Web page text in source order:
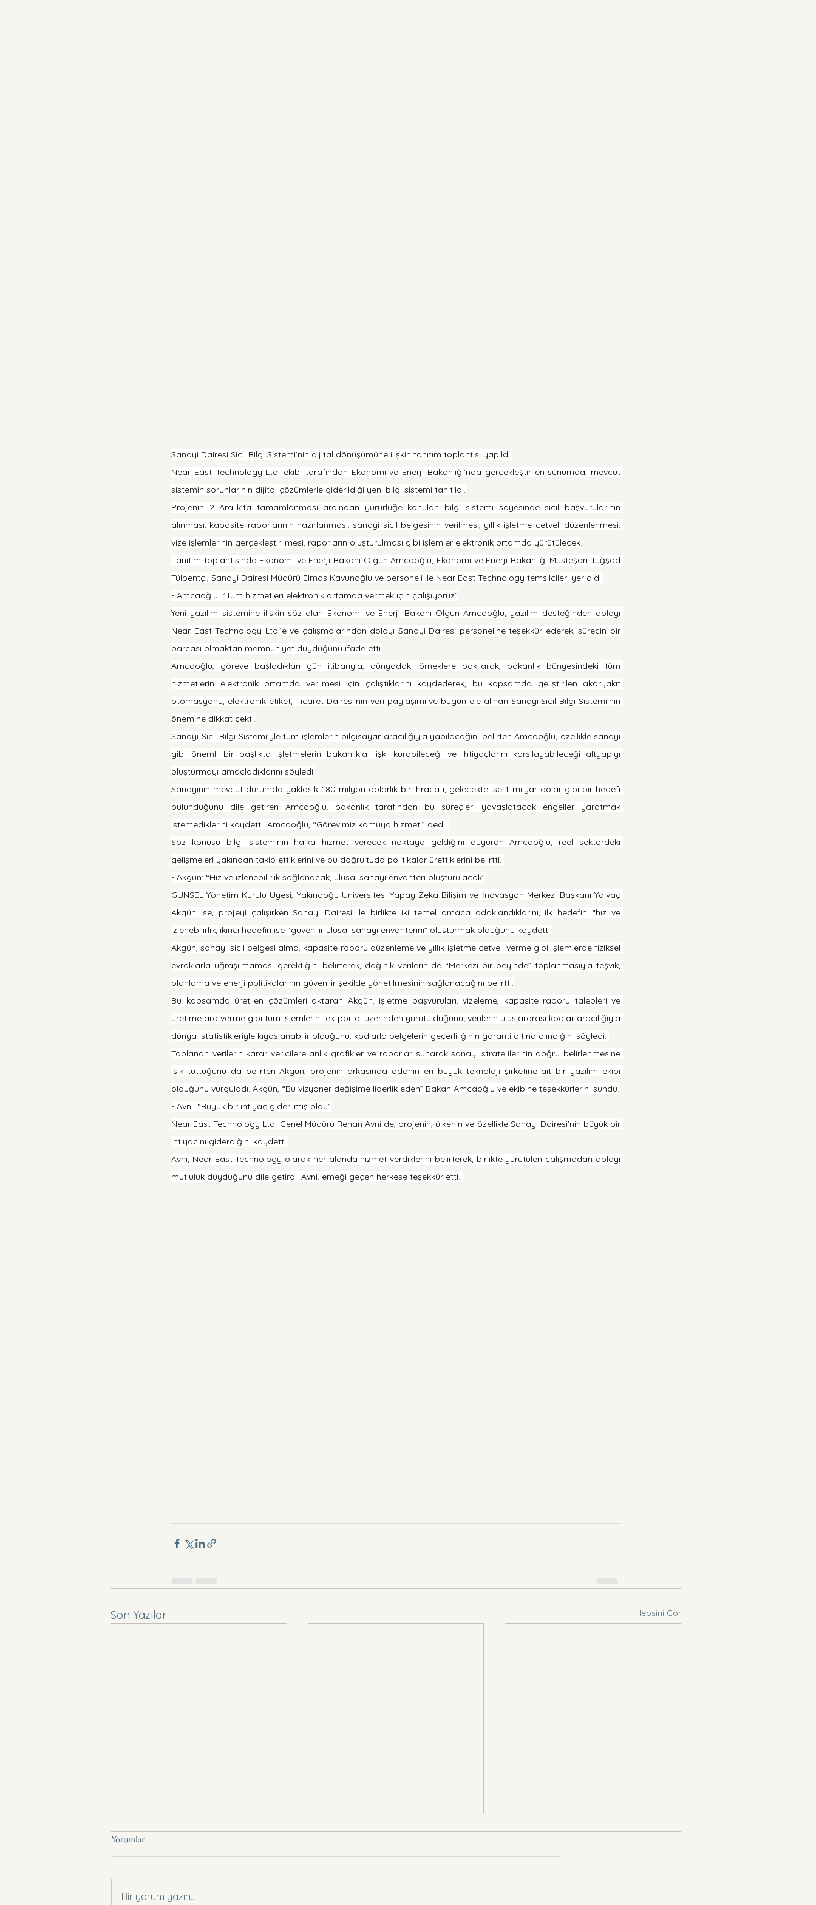
Sanayi Dairesi Sicil Bilgi Sistemi’nin dijital dönüşümüne ilişkin tanıtım toplantısı yapıldı.
Near East Technology Ltd. ekibi tarafından Ekonomi ve Enerji Bakanlığı'nda gerçekleştirilen sunumda, mevcut
sistemin sorunlarının dijital çözümlerle giderildiği yeni bilgi sistemi tanıtıldı.
Projenin 2 Aralık'ta tamamlanması ardından yürürlüğe konulan bilgi sistemi sayesinde sicil başvurularının
alınması, kapasite raporlarının hazırlanması, sanayi sicil belgesinin verilmesi, yıllık işletme cetveli düzenlenmesi,
vize işlemlerinin gerçekleştirilmesi, raporların oluşturulması gibi işlemler elektronik ortamda yürütülecek.
Tanıtım toplantısında Ekonomi ve Enerji Bakanı Olgun Amcaoğlu, Ekonomi ve Enerji Bakanlığı Müsteşarı Tuğşad
Tülbentçi, Sanayi Dairesi Müdürü Elmas Kavunoğlu ve personeli ile Near East Technology temsilcileri yer aldı.
- Amcaoğlu: “Tüm hizmetleri elektronik ortamda vermek için çalışıyoruz”
Yeni yazılım sistemine ilişkin söz alan Ekonomi ve Enerji Bakanı Olgun Amcaoğlu, yazılım desteğinden dolayı
Near East Technology Ltd.’e ve çalışmalarından dolayı Sanayi Dairesi personeline teşekkür ederek, sürecin bir
parçası olmaktan memnuniyet duyduğunu ifade etti.
Amcaoğlu, göreve başladıkları gün itibarıyla, dünyadaki örneklere bakılarak, bakanlık bünyesindeki tüm
hizmetlerin elektronik ortamda verilmesi için çalıştıklarını kaydederek, bu kapsamda geliştirilen akaryakıt
otomasyonu, elektronik etiket, Ticaret Dairesi’nin veri paylaşımı ve bugün ele alınan Sanayi Sicil Bilgi Sistemi’nin
önemine dikkat çekti.
Sanayi Sicil Bilgi Sistemi’yle tüm işlemlerin bilgisayar aracılığıyla yapılacağını belirten Amcaoğlu, özellikle sanayi
gibi önemli bir başlıkta işletmelerin bakanlıkla ilişki kurabileceği ve ihtiyaçlarını karşılayabileceği altyapıyı
oluşturmayı amaçladıklarını söyledi.
Sanayinin mevcut durumda yaklaşık 180 milyon dolarlık bir ihracatı, gelecekte ise 1 milyar dolar gibi bir hedefi
bulunduğunu dile getiren Amcaoğlu, bakanlık tarafından bu süreçleri yavaşlatacak engeller yaratmak
istemediklerini kaydetti. Amcaoğlu, “Görevimiz kamuya hizmet.” dedi.
Söz konusu bilgi sisteminin halka hizmet verecek noktaya geldiğini duyuran Amcaoğlu, reel sektördeki
gelişmeleri yakından takip ettiklerini ve bu doğrultuda politikalar ürettiklerini belirtti.
- Akgün: “Hız ve izlenebilirlik sağlanacak, ulusal sanayi envanteri oluşturulacak”
GÜNSEL Yönetim Kurulu Üyesi, Yakındoğu Üniversitesi Yapay Zeka Bilişim ve İnovasyon Merkezi Başkanı Yalvaç
Akgün ise, projeyi çalışırken Sanayi Dairesi ile birlikte iki temel amaca odaklandıklarını, ilk hedefin “hız ve
izlenebilirlik, ikinci hedefin ise “güvenilir ulusal sanayi envanterini” oluşturmak olduğunu kaydetti.
Akgün, sanayi sicil belgesi alma, kapasite raporu düzenleme ve yıllık işletme cetveli verme gibi işlemlerde fiziksel
evraklarla uğraşılmaması gerektiğini belirterek, dağınık verilerin de “Merkezi bir beyinde” toplanmasıyla teşvik,
planlama ve enerji politikalarının güvenilir şekilde yönetilmesinin sağlanacağını belirtti.
Bu kapsamda üretilen çözümleri aktaran Akgün, işletme başvuruları, vizeleme, kapasite raporu talepleri ve
üretime ara verme gibi tüm işlemlerin tek portal üzerinden yürütüldüğünü; verilerin uluslararası kodlar aracılığıyla
dünya istatistikleriyle kıyaslanabilir olduğunu, kodlarla belgelerin geçerliliğinin garanti altına alındığını söyledi.
Toplanan verilerin karar vericilere anlık grafikler ve raporlar sunarak sanayi stratejilerinin doğru belirlenmesine
ışık tuttuğunu da belirten Akgün, projenin arkasında adanın en büyük teknoloji şirketine ait bir yazılım ekibi
olduğunu vurguladı. Akgün, “Bu vizyoner değişime liderlik eden” Bakan Amcaoğlu ve ekibine teşekkürlerini sundu.
- Avni: “Büyük bir ihtiyaç giderilmiş oldu”
Near East Technology Ltd. Genel Müdürü Renan Avni de, projenin, ülkenin ve özellikle Sanayi Dairesi’nin büyük bir
ihtiyacını giderdiğini kaydetti.
Avni, Near East Technology olarak her alanda hizmet verdiklerini belirterek, birlikte yürütülen çalışmadan dolayı
mutluluk duyduğunu dile getirdi. Avni, emeği geçen herkese teşekkür etti.
Son Yazılar Hepsini Gör
Yorumlar
Bir yorum yazın...